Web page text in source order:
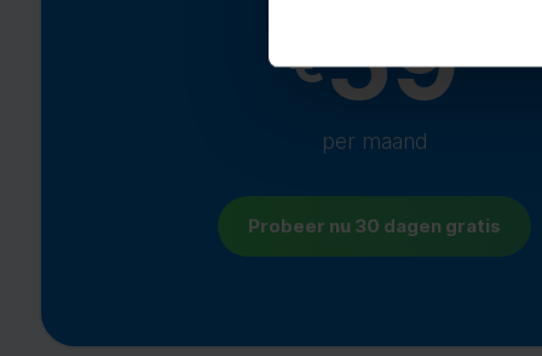
€59
per maand
Probeer nu 30 dagen gratis